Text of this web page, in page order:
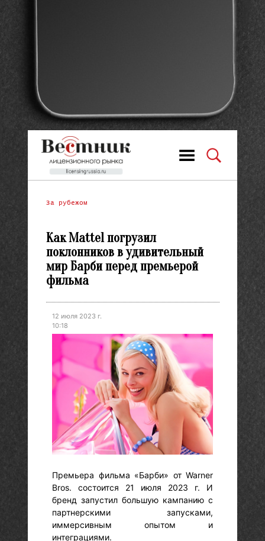
За рубежом
Как Mattel погрузил
поклонников в удивительный
мир Барби перед премьерой
фильма
12 июля 2023 г.
10:18
Премьера фильма «Барби» от Warner
Bros. состоится 21 июля 2023 г. И
бренд запустил большую кампанию с
партнерскими запусками,
иммерсивным опытом и
интеграциями.